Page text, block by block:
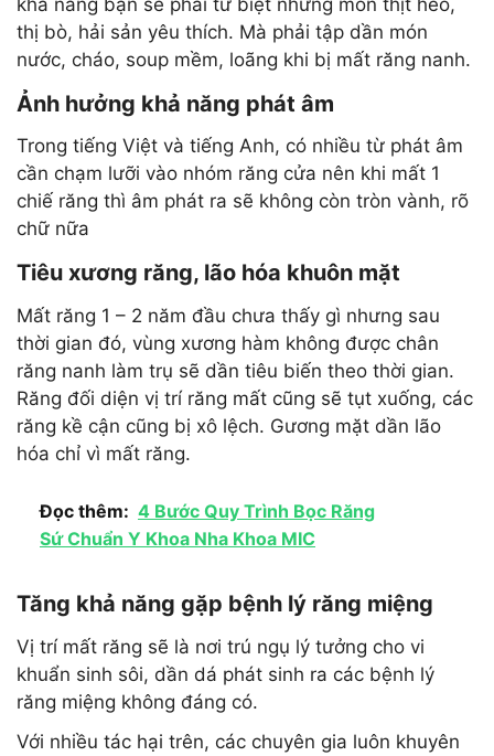
khả năng bạn sẽ phải từ biệt những món thịt heo,
thị bò, hải sản yêu thích. Mà phải tập dần món
nước, cháo, soup mềm, loãng khi bị mất răng nanh.
Ảnh hưởng khả năng phát âm
Trong tiếng Việt và tiếng Anh, có nhiều từ phát âm
cần chạm lưỡi vào nhóm răng cửa nên khi mất 1
chiế răng thì âm phát ra sẽ không còn tròn vành, rõ
chữ nữa
Tiêu xương răng, lão hóa khuôn mặt
Mất răng 1 – 2 năm đầu chưa thấy gì nhưng sau
thời gian đó, vùng xương hàm không được chân
răng nanh làm trụ sẽ dần tiêu biến theo thời gian.
Răng đối diện vị trí răng mất cũng sẽ tụt xuống, các
răng kề cận cũng bị xô lệch. Gương mặt dần lão
hóa chỉ vì mất răng.
Đọc thêm: 4 Bước Quy Trình Bọc Răng
Sứ Chuẩn Y Khoa Nha Khoa MIC
Tăng khả năng gặp bệnh lý răng miệng
Vị trí mất răng sẽ là nơi trú ngụ lý tưởng cho vi
khuẩn sinh sôi, dần dá phát sinh ra các bệnh lý
răng miệng không đáng có.
Với nhiều tác hại trên, các chuyên gia luôn khuyên